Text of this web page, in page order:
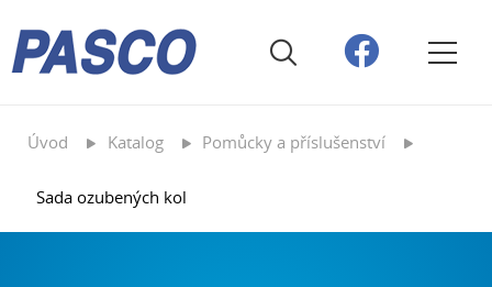
Úvod Katalog Pomůcky a příslušenství
Sada ozubených kol